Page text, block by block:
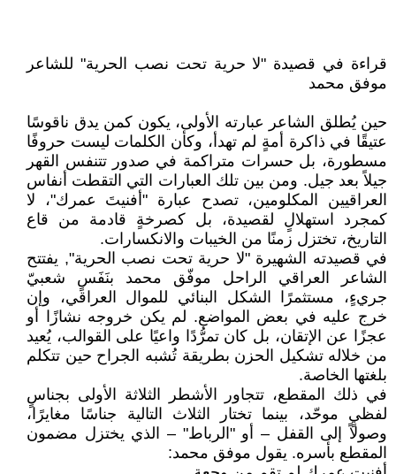
قراءة في قصيدة "لا حرية تحت نصب الحرية" للشاعر
موفق محمد
حين يُطلق الشاعر عبارته الأولى، يكون كمن يدق ناقوسًا
عتيقًا في ذاكرة أمةٍ لم تهدأ، وكأن الكلمات ليست حروفًا
مسطورة، بل حسرات متراكمة في صدور تتنفس القهر
جيلاً بعد جيل. ومن بين تلك العبارات التي التقطت أنفاس
العراقيين المكلومين، تصدح عبارة "أفنيتَ عمرك"، لا
كمجرد استهلالٍ لقصيدة، بل كصرخةٍ قادمة من قاع
التاريخ، تختزل زمنًا من الخيبات والانكسارات.
في قصيدته الشهيرة "لا حرية تحت نصب الحرية", يفتتح
الشاعر العراقي الراحل موفّق محمد بنَفَسٍ شعبيّ
جريءٍ، مستثمرًا الشكل البنائي للموال العراقي، وإن
خرج عليه في بعض المواضع. لم يكن خروجه نشازًا أو
عجزًا عن الإتقان، بل كان تمرُّدًا واعيًا على القوالب، يُعيد
من خلاله تشكيل الحزن بطريقة تُشبه الجراح حين تتكلم
بلغتها الخاصة.
في ذلك المقطع، تتجاور الأشطر الثلاثة الأولى بجناسٍ
لفظيٍ موحّد، بينما تختار الثلاث التالية جناسًا مغايرًا،
وصولاً إلى القفل – أو "الرباط" – الذي يختزل مضمون
المقطع بأسره. يقول موفق محمد: